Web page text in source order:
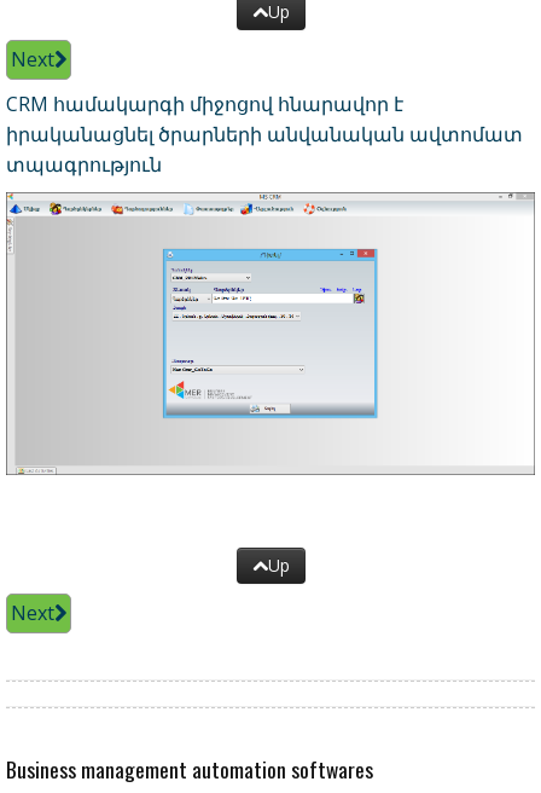
Up
Next
CRM համակարգի միջոցով հնարավոր է
իրականացնել ծրարների անվանական ավտոմատ
տպագրություն
Up
Next
Business management automation softwares